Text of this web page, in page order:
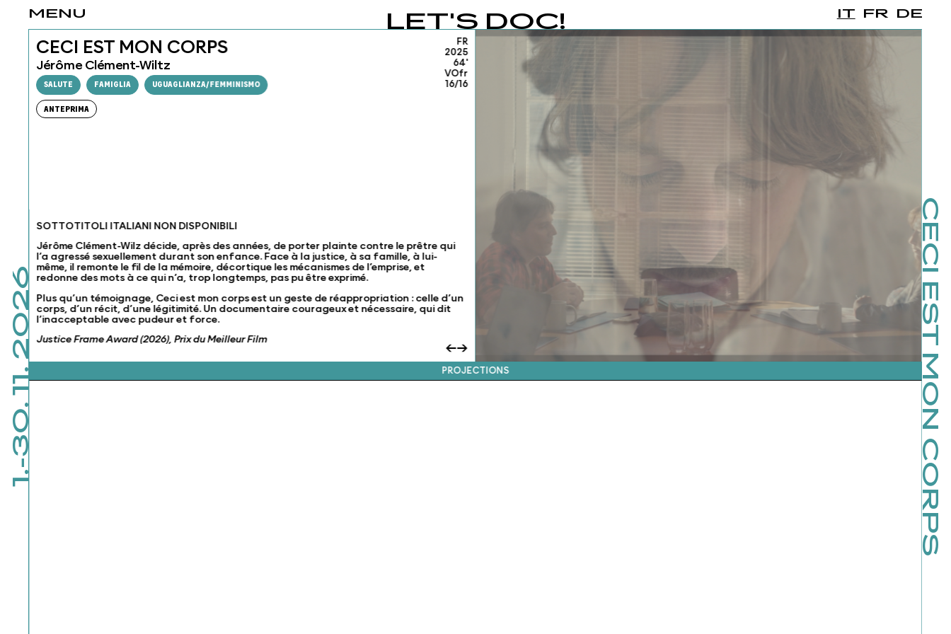
1.-30. 11. 2026 CECI EST MON CORPS
DE
FR
IT
MENU LET'S DOC!
CECI EST MON CORPS
Jérôme Clément-Wiltz
SALUTE FAMIGLIA UGUAGLIANZA/FEMMINISMO
ANTEPRIMA
FR
2025
64'
VOfr
16/16
SOTTOTITOLI ITALIANI NON DISPONIBILI
Jérôme Clément-Wilz décide, après des années, de porter plainte contre le prêtre qui
l’a agressé sexuellement durant son enfance. Face à la justice, à sa famille, à lui-
même, il remonte le fil de la mémoire, décortique les mécanismes de l’emprise, et
redonne des mots à ce qui n’a, trop longtemps, pas pu être exprimé.
Plus qu’un témoignage, Ceci est mon corps est un geste de réappropriation : celle d’un
corps, d’un récit, d’une légitimité. Un documentaire courageux et nécessaire, qui dit
l’inacceptable avec pudeur et force.
Justice Frame Award (2026), Prix du Meilleur Film
←→
PROJECTIONS